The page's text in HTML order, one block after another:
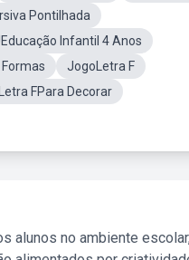
Pontilhada
Infantil 4 Anos
JogoLetra F
FPara Decorar
alunos no ambiente